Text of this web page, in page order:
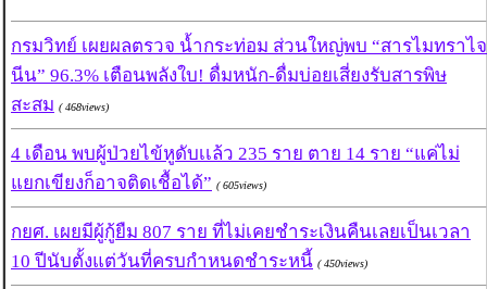
กรมวิทย์ เผยผลตรวจ น้ำกระท่อม ส่วนใหญ่พบ “สารไมทราไจ
นีน” 96.3% เตือนพลังใบ! ดื่มหนัก-ดื่มบ่อยเสี่ยงรับสารพิษ
สะสม ( 468views)
4 เดือน พบผู้ป่วยไข้หูดับเเล้ว 235 ราย ตาย 14 ราย “แค่ไม่
แยกเขียงก็อาจติดเชื้อได้” ( 605views)
กยศ. เผยมีผู้กู้ยืม 807 ราย ที่ไม่เคยชำระเงินคืนเลยเป็นเวลา
10 ปีนับตั้งแต่วันที่ครบกำหนดชำระหนี้ ( 450views)